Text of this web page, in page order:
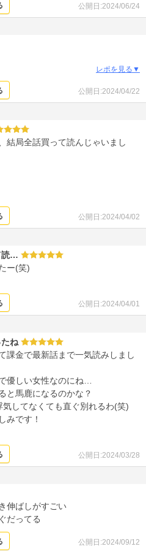
公開日:2024/06/24
レポを見る▼
公開日:2024/04/22
結局全話買って読んじゃいまし
公開日:2024/04/02
読…
ー(笑)
公開日:2024/04/01
ね
課金で最新話まで一気読みしまし
優しい女性なのにね…
と馬鹿になるのかな？
してなくても直ぐ別れるわ(笑)
みです！
公開日:2024/03/28
伸ばしがすごい
だってる
公開日:2024/09/12